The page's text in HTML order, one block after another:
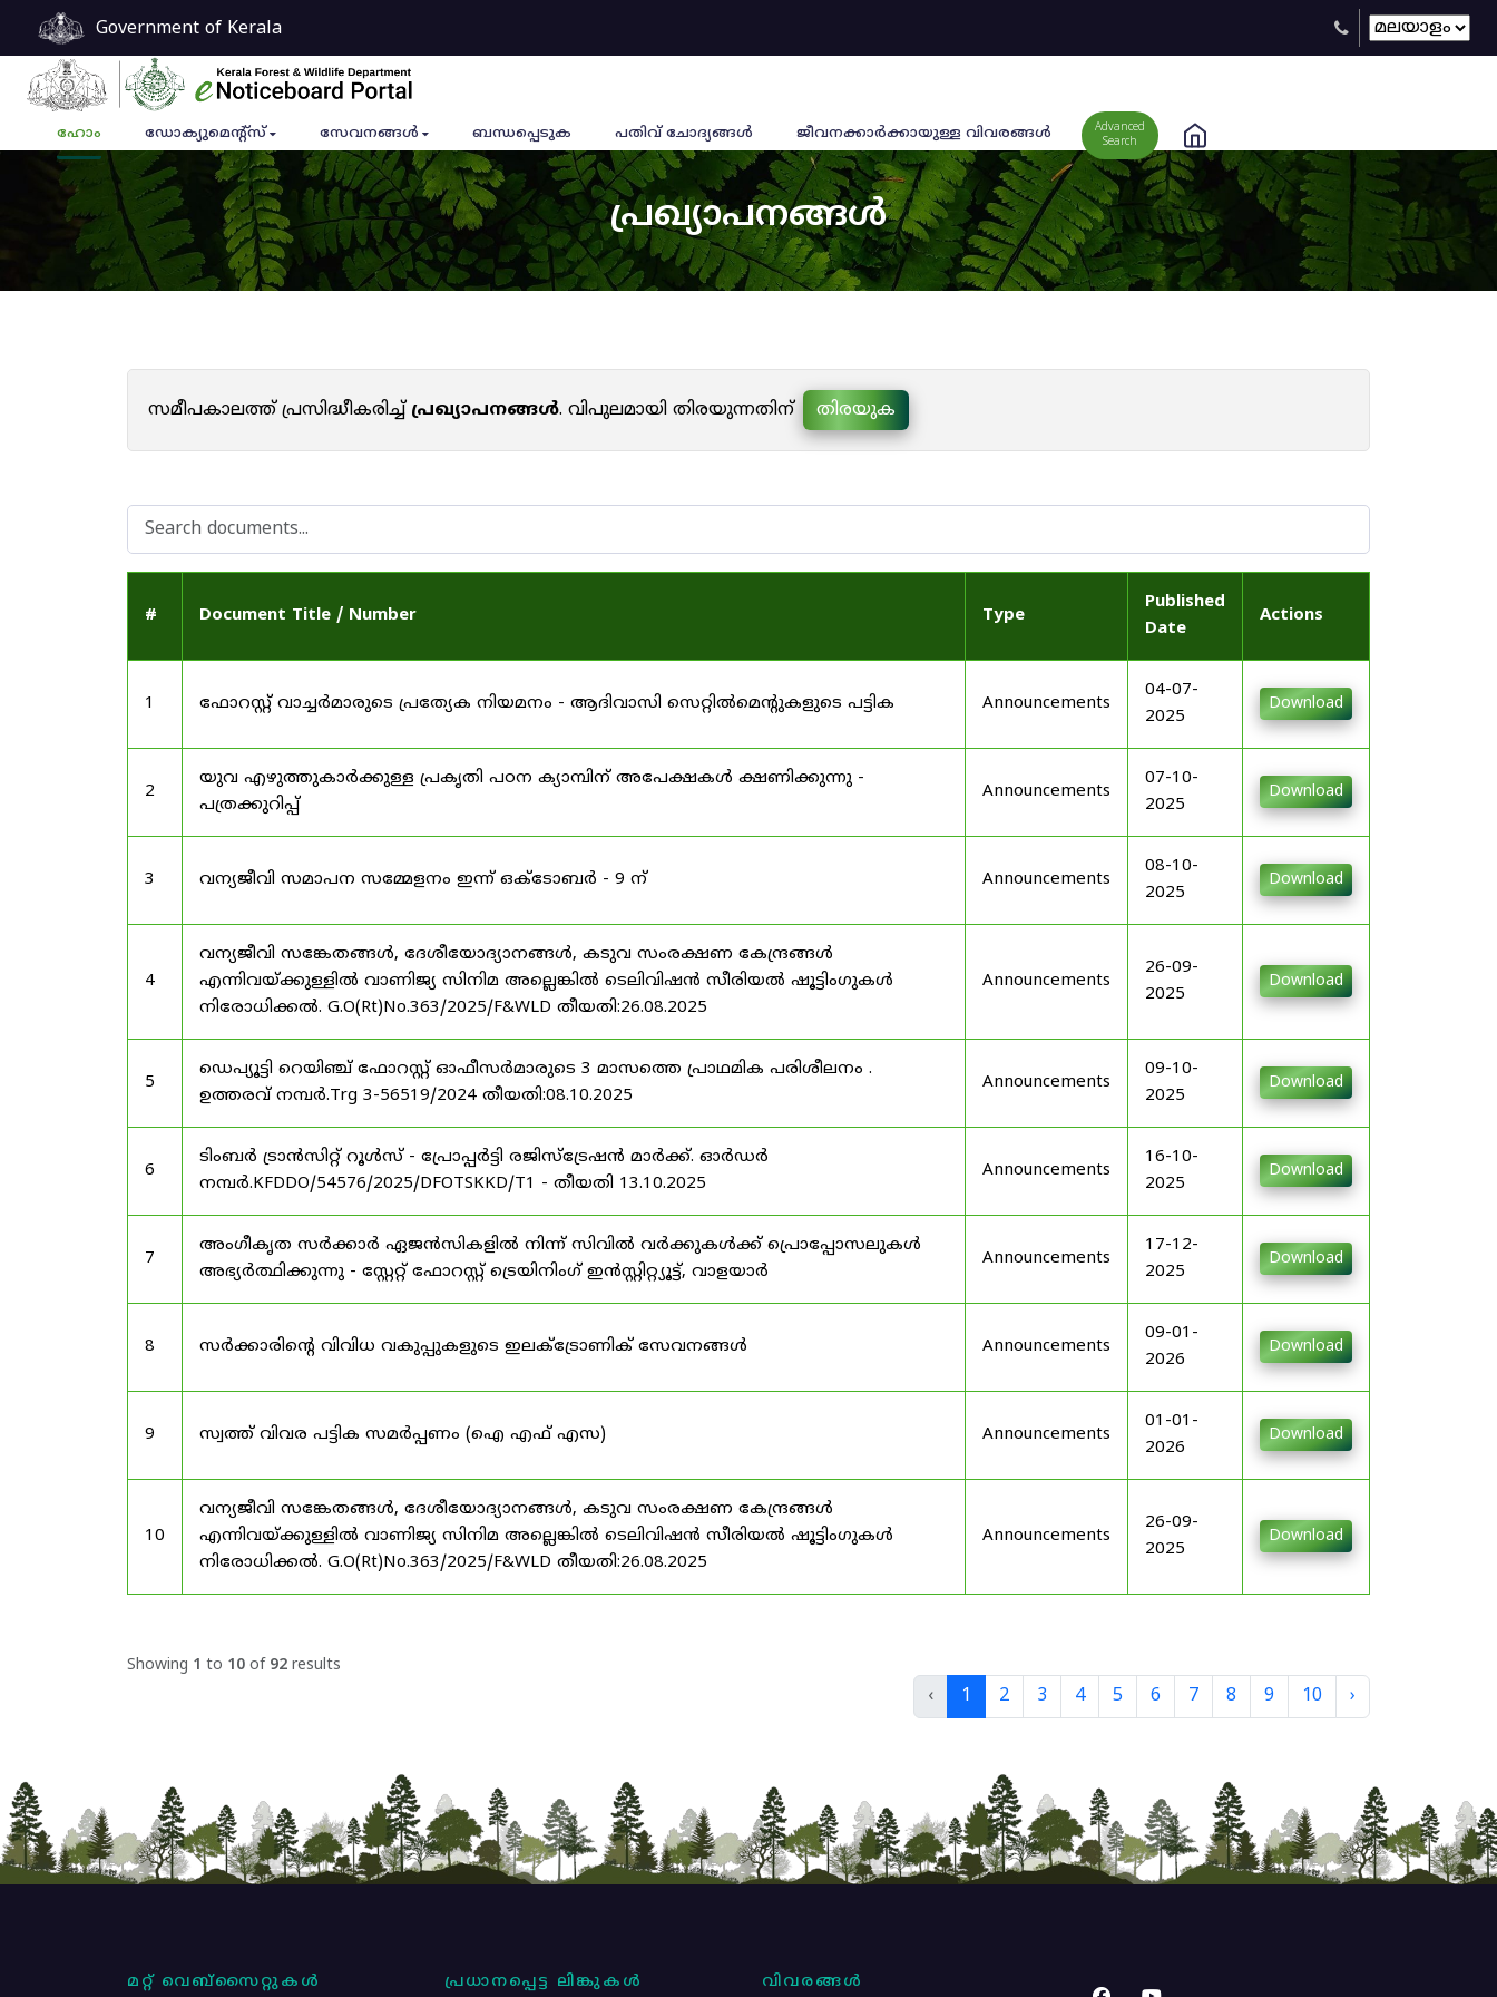
Government of Kerala
ഹോം ഡോക്യുമെൻ്റ്സ് സേവനങ്ങൾ ബന്ധപ്പെടുക പതിവ് ചോദ്യങ്ങൾ ജീവനക്കാര്‍ക്കായുള്ള വിവരങ്ങള്‍
Advanced
Search
പ്രഖ്യാപനങ്ങൾ
സമീപകാലത്ത് പ്രസിദ്ധീകരിച്ച്പ്രഖ്യാപനങ്ങൾ. വിപുലമായി തിരയുന്നതിന് തിരയുക
# Document Title / Number Type
Published
Date
Actions
1 ഫോറസ്റ്റ് വാച്ചർമാരുടെ പ്രത്യേക നിയമനം - ആദിവാസി സെറ്റിൽമെന്റുകളുടെ പട്ടിക Announcements
04-07-
2025
Download
2
യുവ എഴുത്തുകാർക്കുള്ള പ്രകൃതി പഠന ക്യാമ്പിന് അപേക്ഷകൾ ക്ഷണിക്കുന്നു -
പത്രക്കുറിപ്പ്
Announcements
07-10-
2025
Download
3 വന്യജീവി സമാപന സമ്മേളനം ഇന്ന് ഒക്ടോബർ - 9 ന് Announcements
08-10-
2025
Download
4
വന്യജീവി സങ്കേതങ്ങൾ, ദേശീയോദ്യാനങ്ങൾ, കടുവ സംരക്ഷണ കേന്ദ്രങ്ങൾ
എന്നിവയ്ക്കുള്ളിൽ വാണിജ്യ സിനിമ അല്ലെങ്കിൽ ടെലിവിഷൻ സീരിയൽ ഷൂട്ടിംഗുകൾ
നിരോധിക്കൽ. G.O(Rt)No.363/2025/F&WLD തീയതി:26.08.2025
Announcements
26-09-
2025
Download
5
ഡെപ്യൂട്ടി റെയിഞ്ച് ഫോറസ്റ്റ് ഓഫീസർമാരുടെ 3 മാസത്തെ പ്രാഥമിക പരിശീലനം .
ഉത്തരവ് നമ്പർ.Trg 3-56519/2024 തീയതി:08.10.2025
Announcements
09-10-
2025
Download
6
ടിംബർ ട്രാൻസിറ്റ് റൂൾസ് - പ്രോപ്പർട്ടി രജിസ്ട്രേഷൻ മാർക്ക്. ഓർഡർ
നമ്പർ.KFDDO/54576/2025/DFOTSKKD/T1 - തീയതി 13.10.2025
Announcements
16-10-
2025
Download
7
അംഗീകൃത സർക്കാർ ഏജൻസികളിൽ നിന്ന് സിവിൽ വർക്കുകൾക്ക് പ്രൊപ്പോസലുകൾ
അഭ്യർത്ഥിക്കുന്നു - സ്റ്റേറ്റ് ഫോറസ്റ്റ് ട്രെയിനിംഗ് ഇൻസ്റ്റിറ്റ്യൂട്ട്, വാളയാർ
Announcements
17-12-
2025
Download
8 സർക്കാരിന്റെ വിവിധ വകുപ്പുകളുടെ ഇലക്ട്രോണിക് സേവനങ്ങൾ Announcements
09-01-
2026
Download
9 സ്വത്ത് വിവര പട്ടിക സമർപ്പണം (ഐ എഫ് എസ) Announcements
01-01-
2026
Download
10
വന്യജീവി സങ്കേതങ്ങൾ, ദേശീയോദ്യാനങ്ങൾ, കടുവ സംരക്ഷണ കേന്ദ്രങ്ങൾ
എന്നിവയ്ക്കുള്ളിൽ വാണിജ്യ സിനിമ അല്ലെങ്കിൽ ടെലിവിഷൻ സീരിയൽ ഷൂട്ടിംഗുകൾ
നിരോധിക്കൽ. G.O(Rt)No.363/2025/F&WLD തീയതി:26.08.2025
Announcements
26-09-
2025
Download
Showing 1 to 10 of 92 results
‹ 1 2 3 4 5 6 7 8 9 10 ›
മറ്റ് വെബ്സൈറ്റുകൾ പ്രധാനപ്പെട്ട ലിങ്കുകൾ വിവരങ്ങൾ